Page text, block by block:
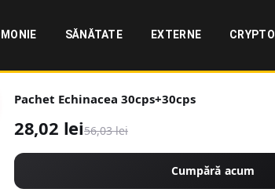
SĂNĂTATE EXTERNE CRYPTO
Pachet Echinacea 30cps+30cps
28,02 lei56,03 lei
Cumpără acum